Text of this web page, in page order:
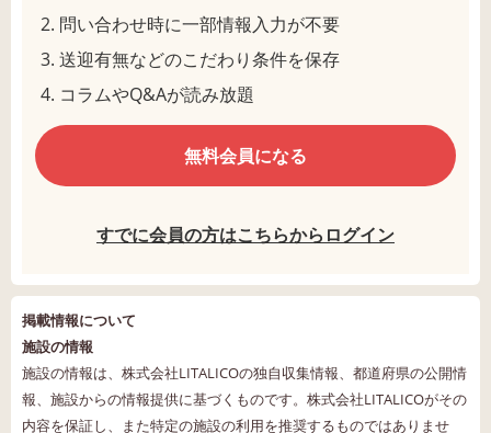
問い合わせ時に一部情報入力が不要
送迎有無などのこだわり条件を保存
コラムやQ&Aが読み放題
無料会員になる
すでに会員の方はこちらからログイン
掲載情報について
施設の情報
施設の情報は、株式会社LITALICOの独自収集情報、都道府県の公開情
報、施設からの情報提供に基づくものです。株式会社LITALICOがその
内容を保証し、また特定の施設の利用を推奨するものではありませ